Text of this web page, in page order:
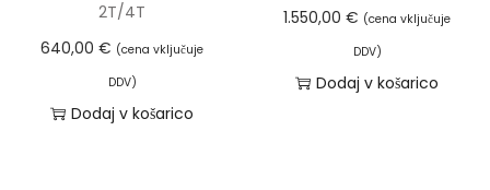
2T/4T
640,00€ (cena vključuje
DDV)
Dodaj v košarico
1.550,00€ (cena vključuje
DDV)
Dodaj v košarico